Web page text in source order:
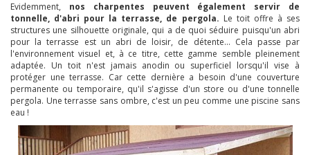
Evidemment, nos charpentes peuvent également servir de
tonnelle, d'abri pour la terrasse, de pergola. Le toit offre à ses
structures une silhouette originale, qui a de quoi séduire puisqu'un abri
pour la terrasse est un abri de loisir, de détente... Cela passe par
l'environnement visuel et, à ce titre, cette gamme semble pleinement
adaptée. Un toit n'est jamais anodin ou superficiel lorsqu'il vise à
protéger une terrasse. Car cette dernière a besoin d'une couverture
permanente ou temporaire, qu'il s'agisse d'un store ou d'une tonnelle
pergola. Une terrasse sans ombre, c'est un peu comme une piscine sans
eau !